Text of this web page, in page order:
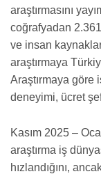
araştırmasını
coğrafyadan
ve insan
araştırmaya
Araştırmaya göre
deneyimi, ücret
Kasım 2025 –
araştırma iş
hızlandığını,